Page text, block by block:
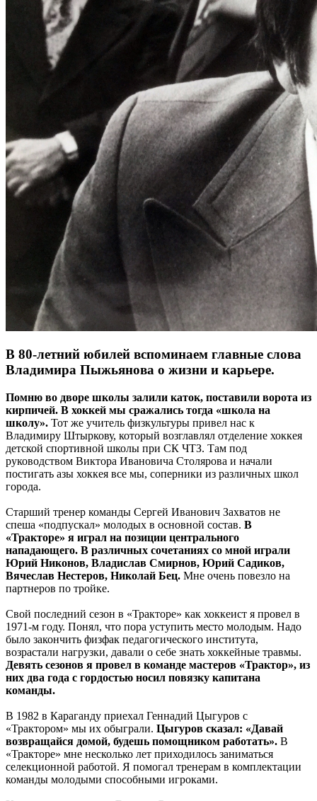
В 80-летний юбилей вспоминаем главные слова
Владимира Пыжьянова о жизни и карьере.
Помню во дворе школы залили каток, поставили ворота из
кирпичей. В хоккей мы сражались тогда «школа на
школу». Тот же учитель физкультуры привел нас к
Владимиру Штыркову, который возглавлял отделение хоккея
детской спортивной школы при СК ЧТЗ. Там под
руководством Виктора Ивановича Столярова и начали
постигать азы хоккея все мы, соперники из различных школ
города.
Старший тренер команды Сергей Иванович Захватов не
спеша «подпускал» молодых в основной состав. В
«Тракторе» я играл на позиции центрального
нападающего. В различных сочетаниях со мной играли
Юрий Никонов, Владислав Смирнов, Юрий Садиков,
Вячеслав Нестеров, Николай Бец. Мне очень повезло на
партнеров по тройке.
Свой последний сезон в «Тракторе» как хоккеист я провел в
1971-м году. Понял, что пора уступить место молодым. Надо
было закончить физфак педагогического института,
возрастали нагрузки, давали о себе знать хоккейные травмы.
Девять сезонов я провел в команде мастеров «Трактор», из
них два года с гордостью носил повязку капитана
команды.
В 1982 в Караганду приехал Геннадий Цыгуров с
«Трактором» мы их обыграли. Цыгуров сказал: «Давай
возвращайся домой, будешь помощником работать». В
«Тракторе» мне несколько лет приходилось заниматься
селекционной работой. Я помогал тренерам в комплектации
команды молодыми способными игроками.